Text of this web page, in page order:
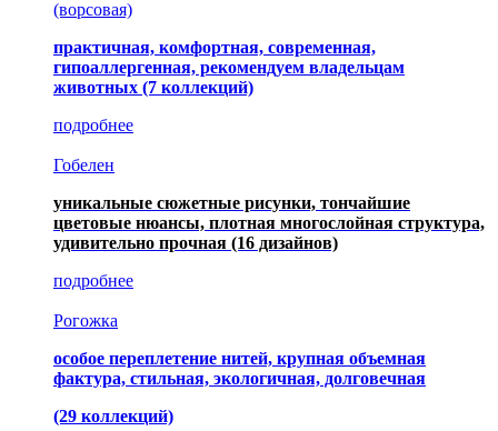
(ворсовая)
практичная, комфортная, современная,
гипоаллергенная, рекомендуем владельцам
животных (7 коллекций)
подробнее
Гобелен
уникальные сюжетные рисунки, тончайшие
цветовые нюансы, плотная многослойная структура,
удивительно прочная (16 дизайнов)
подробнее
Рогожка
особое переплетение нитей, крупная объемная
фактура, стильная, экологичная, долговечная
(29 коллекций)